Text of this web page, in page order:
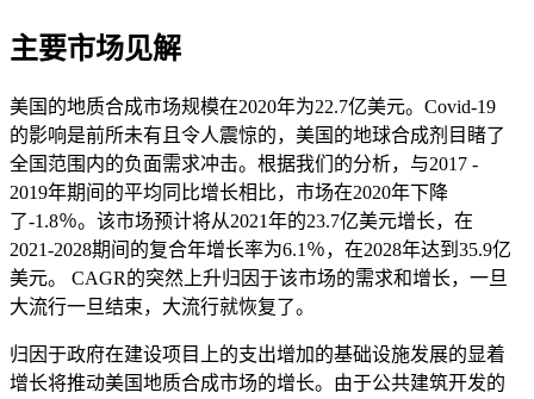
主要市场见解
美国的地质合成市场规模在2020年为22.7亿美元。Covid-19
的影响是前所未有且令人震惊的，美国的地球合成剂目睹了
全国范围内的负面需求冲击。根据我们的分析，与2017 -
2019年期间的平均同比增长相比，市场在2020年下降
了-1.8％。该市场预计将从2021年的23.7亿美元增长，在
2021-2028期间的复合年增长率为6.1％，在2028年达到35.9亿
美元。 CAGR的突然上升归因于该市场的需求和增长，一旦
大流行一旦结束，大流行就恢复了。
归因于政府在建设项目上的支出增加的基础设施发展的显着
增长将推动美国地质合成市场的增长。由于公共建筑开发的